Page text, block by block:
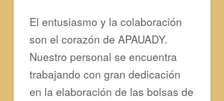
El entusiasmo y la colaboración
son el corazón de APAUADY.
Nuestro personal se encuentra
trabajando con gran dedicación
en la elaboración de las bolsas de